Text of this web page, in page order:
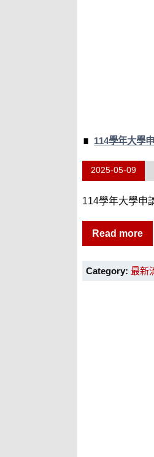
114學年大學
2025-05-09
114學年大學申
Read more
Category: 最新